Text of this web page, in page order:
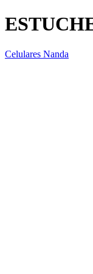
Celulares Nanda